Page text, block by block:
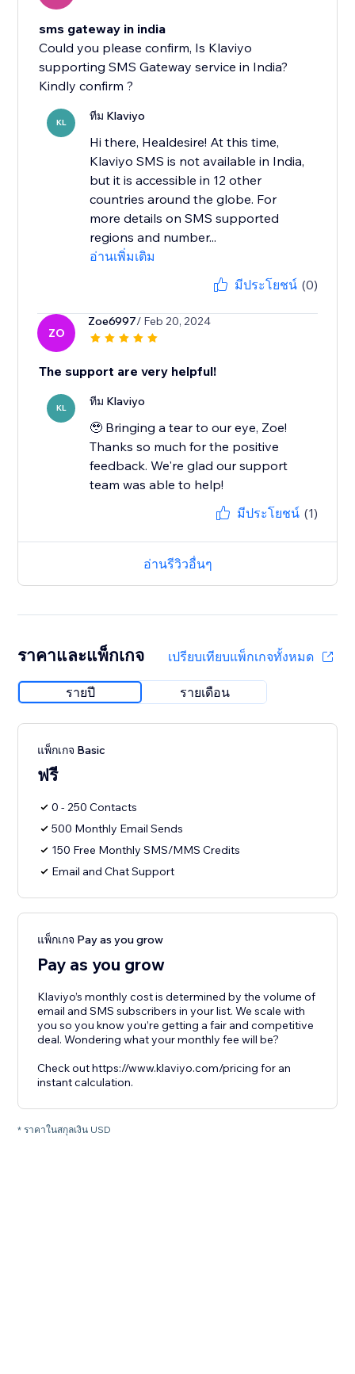
sms gateway in india
Could you please confirm, Is Klaviyo
supporting SMS Gateway service in India?
Kindly confirm ?
KL ทีม Klaviyo
Hi there, Healdesire! At this time,
Klaviyo SMS is not available in India,
but it is accessible in 12 other
countries around the globe. For
more details on SMS supported
regions and number...
อ่านเพิ่มเติม
มีประโยชน์ (0)
ZO
Zoe6997/ Feb 20, 2024
The support are very helpful!
KL ทีม Klaviyo
🥹 Bringing a tear to our eye, Zoe!
Thanks so much for the positive
feedback. We're glad our support
team was able to help!
มีประโยชน์ (1)
อ่านรีวิวอื่นๆ
ราคาและแพ็กเกจ เปรียบเทียบแพ็กเกจทั้งหมด
รายปี รายเดือน
แพ็กเกจ Basic
ฟรี
0 - 250 Contacts
500 Monthly Email Sends
150 Free Monthly SMS/MMS Credits
Email and Chat Support
แพ็กเกจ Pay as you grow
Pay as you grow
Klaviyo’s monthly cost is determined by the volume of
email and SMS subscribers in your list. We scale with
you so you know you’re getting a fair and competitive
deal. Wondering what your monthly fee will be?
Check out https://www.klaviyo.com/pricing for an
instant calculation.
* ราคาในสกุลเงิน USD